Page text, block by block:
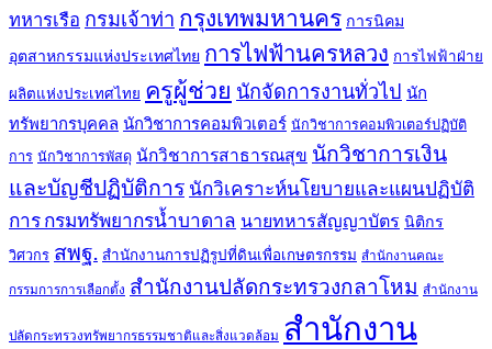
ทหารเรือ กรมเจ้าท่า กรุงเทพมหานคร การนิคม
อุตสาหกรรมแห่งประเทศไทย การไฟฟ้านครหลวง การไฟฟ้าฝ่าย
ผลิตแห่งประเทศไทย ครูผู้ช่วย นักจัดการงานทั่วไป นัก
ทรัพยากรบุคคล นักวิชาการคอมพิวเตอร์ นักวิชาการคอมพิวเตอร์ปฏิบัติ
การ นักวิชาการพัสดุ นักวิชาการสาธารณสุข นักวิชาการเงิน
และบัญชีปฏิบัติการ นักวิเคราะห์นโยบายและแผนปฏิบัติ
การ กรมทรัพยากรน้ำบาดาล นายทหารสัญญาบัตร นิติกร
วิศวกร สพฐ. สำนักงานการปฏิรูปที่ดินเพื่อเกษตรกรรม สำนักงานคณะ
กรรมการการเลือกตั้ง สำนักงานปลัดกระทรวงกลาโหม สำนักงาน
ปลัดกระทรวงทรัพยากรธรรมชาติและสิ่งแวดล้อม สำนักงาน